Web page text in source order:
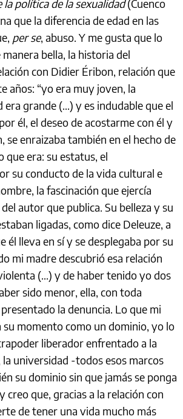
política de la sexualidad(Cuenco
que la diferencia de edad en las
per se, abuso. Y me gusta que lo
bella, la historia del
con Didier Éribon, relación que
años: “yo era muy joven, la
era grande (...) y es indudable que el
él, el deseo de acostarme con él y
se enraizaba también en el hecho de
que era: su estatus, el
su conducto de la vida cultural e
la fascinación que ejercía
autor que publica. Su belleza y su
ligadas, como dice Deleuze, a
él lleva en sí y se desplegaba por su
mi madre descubrió esa relación
(...) y de haber tenido yo dos
sido menor, ella, con toda
la denuncia. Lo que mi
su momento como un dominio, yo lo
liberador enfrentado a la
la universidad -todos esos marcos
su dominio sin que jamás se ponga
creo que, gracias a la relación con
de tener una vida mucho más